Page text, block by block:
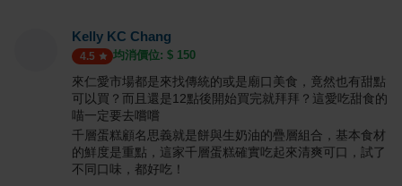
Kelly KC Chang
4.5 均消價位: $ 150
來仁愛市場都是來找傳統的或是廟口美食，竟然也有甜點
可以買？而且還是12點後開始買完就拜拜？這愛吃甜食的
喵一定要去嚐嚐
千層蛋糕顧名思義就是餅與生奶油的疊層組合，基本食材
的鮮度是重點，這家千層蛋糕確實吃起來清爽可口，試了
不同口味，都好吃！